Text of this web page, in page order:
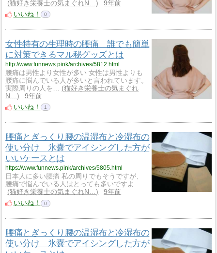
猫好き栄養士の気まぐれN…
9年前
いいね！
0
女性特有の生理時の腰痛 誰でも簡単
に対策できるマル秘グッズとは
http://www.funnews.pink/archives/5812.html
腰痛は男性より女性が多い 女性は男性よりも
腰痛に悩んでいる人が多いと言われています。
実際周りの人を…
猫好き栄養士の気まぐれ
N…
9年前
いいね！
1
腰痛とぎっくり腰の温湿布と冷湿布の
使い分け 氷嚢でアイシングした方が
いいケースとは
https://www.funnews.pink/archives/5805.html
日本人に多い腰痛 私の周りでもそうですが、
腰痛で悩んでいる人はとっても多いですよ ...
猫好き栄養士の気まぐれN…
9年前
いいね！
0
腰痛とぎっくり腰の温湿布と冷湿布の
使い分け 氷嚢でアイシングした方が